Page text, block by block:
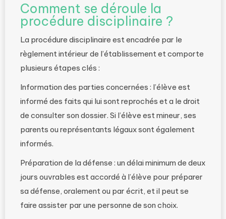
Comment se déroule la
procédure disciplinaire ?
La procédure disciplinaire est encadrée par le
règlement intérieur de l’établissement et comporte
plusieurs étapes clés :
Information des parties concernées : l’élève est
informé des faits qui lui sont reprochés et a le droit
de consulter son dossier. Si l’élève est mineur, ses
parents ou représentants légaux sont également
informés.
Préparation de la défense : un délai minimum de deux
jours ouvrables est accordé à l’élève pour préparer
sa défense, oralement ou par écrit, et il peut se
faire assister par une personne de son choix.